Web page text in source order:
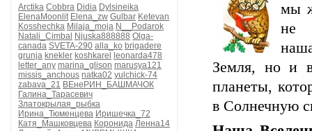
Arctika Cobbra Didia Dylsineika
ElenaMoonlit Elena_zw Gulbar Ketevan
Kosshechka Milaja_moja N__Podarok
Natali_Cimbal Njuska888888 Olga-
canada SVETA-290 alla_ko brigadere
grunja knekler koshkarel
leonarda478
letter_any marina_glison marusya121
missis_anchous natka02 yulchick-74
zabava_21 ВЕнеРИН_БАШМАЧОК
Галина_Тарасевич
Златокрылая_рыбка
Ирина_Тюменцева Иришечка_72
Катя_Машковцева Коронида Ленна14
мы
не
Земля, но и
планеты,
в Солнечную